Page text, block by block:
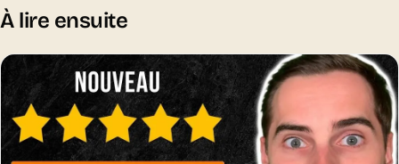
À lire ensuite